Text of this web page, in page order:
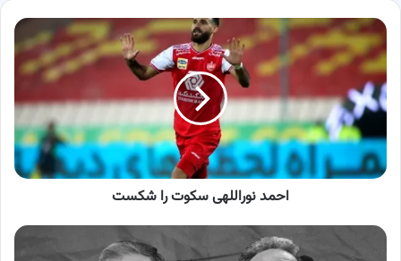
احمد
نوراللهی
سکوت
را
شکست
احمد نوراللهی سکوت را شکست
تهران